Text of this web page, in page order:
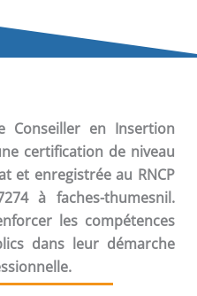
Conseiller en Insertion
certification de niveau
et enregistrée au RNCP
à faches-thumesnil.
les compétences
dans leur démarche